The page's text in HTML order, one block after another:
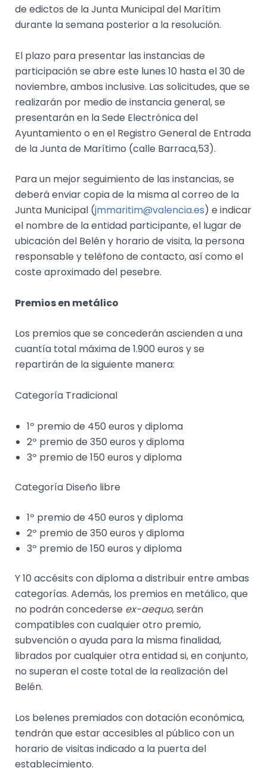
de edictos de la Junta Municipal del Marítim
durante la semana posterior a la resolución.
El plazo para presentar las instancias de
participación se abre este lunes 10 hasta el 30 de
noviembre, ambos inclusive. Las solicitudes, que se
realizarán por medio de instancia general, se
presentarán en la Sede Electrónica del
Ayuntamiento o en el Registro General de Entrada
de la Junta de Marítimo (calle Barraca,53).
Para un mejor seguimiento de las instancias, se
deberá enviar copia de la misma al correo de la
Junta Municipal (jmmaritim@valencia.es) e indicar
el nombre de la entidad participante, el lugar de
ubicación del Belén y horario de visita, la persona
responsable y teléfono de contacto, así como el
coste aproximado del pesebre.
Premios en metálico
Los premios que se concederán ascienden a una
cuantía total máxima de 1.900 euros y se
repartirán de la siguiente manera:
Categoría Tradicional
1º premio de 450 euros y diploma
2º premio de 350 euros y diploma
3º premio de 150 euros y diploma
Categoría Diseño libre
1º premio de 450 euros y diploma
2º premio de 350 euros y diploma
3º premio de 150 euros y diploma
Y 10 accésits con diploma a distribuir entre ambas
categorías. Además, los premios en metálico, que
no podrán concederse ex-aequo, serán
compatibles con cualquier otro premio,
subvención o ayuda para la misma finalidad,
librados por cualquier otra entidad si, en conjunto,
no superan el coste total de la realización del
Belén.
Los belenes premiados con dotación económica,
tendrán que estar accesibles al público con un
horario de visitas indicado a la puerta del
establecimiento.